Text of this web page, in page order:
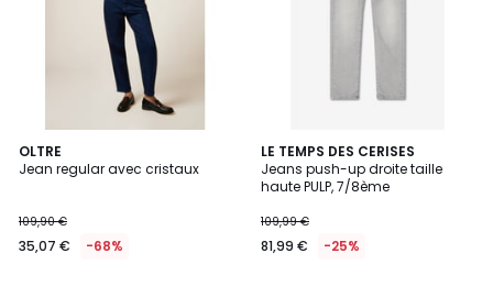
OLTRE
Jean regular avec cristaux
109,90 €
35,07 € -68%
LE TEMPS DES CERISES
Jeans push-up droite taille
haute PULP, 7/8ème
109,99 €
81,99 € -25%